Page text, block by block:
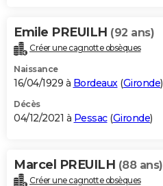
Emile PREUILH (92 ans)
Créer une cagnotte obsèques
Naissance
16/04/1929 à Bordeaux (Gironde)
Décès
04/12/2021 à Pessac(Gironde)
Marcel PREUILH (88 ans)
Créer une cagnotte obsèques